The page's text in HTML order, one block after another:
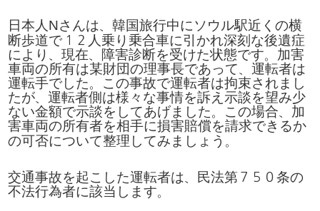
日本人 Nさんは 、韓国旅行中にソウル駅近 くの横
断歩道で １２ 人乗 り 乗合車に引 かれ深刻 な後遺症
により
、現在 障害診断を受けた状態です。 加害
車両の所有は某財団の理事長であって 、運転者は
運転手でした 。 この事故で運転者は拘束されまし
たが 、運転者側 は様 々な事情を訴え 示談を望み少
ない金額で示談をしてあげました 。 この場合
加
害車両の所有者を相手に損害賠償を請求できるか
の可否について整理 してみましょう
交通事故を起 こした運転者は 民法第 ７５０条の
不法行為者に該当 します。